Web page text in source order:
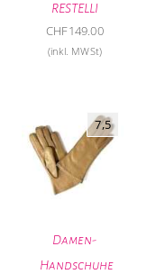
RESTELLI
CHF149.00
(inkl. MWSt)
Damen-
Handschuhe
7,5